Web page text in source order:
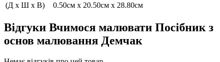
(Д x Ш x В)
0.50см x 20.50см x 28.80см
Відгуки Вчимося малювати Посібник з
основ малювання Демчак